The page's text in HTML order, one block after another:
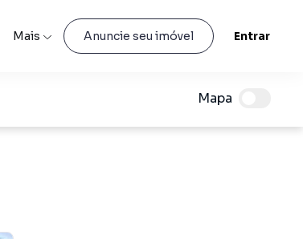
Mais Anuncie seu imóvel Entrar
Mapa